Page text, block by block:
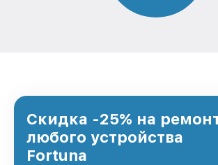
Скидка -25% на
любого устройства
Fortuna